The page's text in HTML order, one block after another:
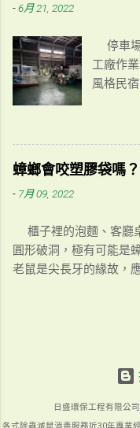
類的一
或傳播
菌的環
是更為
食，但
內部活
容易發
在書籍
粉、穀
潮的衣
蟲大部
之一，
皮膚，
到了！
-6月 21, 2022
停車場
工廠作
風格民
一般大
以參考
排專業
方，手
大自然
等發現
輕薄衣
裸露在
在沒有
處），
蟑螂會咬塑膠袋嗎？
- 7月 09, 2022
櫃子裡的泡麵、客廳
圓形破洞，極有可能是
老鼠是尖長牙的緣故，
昆蟲啃食較硬的固態食
嗎？ 通常螞蟻如果發
的，所以我們可以發現
隊伍瘋狂搬運。但蟑螂
日盛環保工程有限公